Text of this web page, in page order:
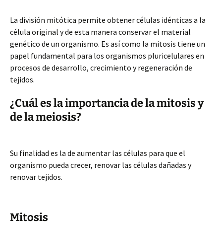
La división mitótica permite obtener células idénticas a la
célula original y de esta manera conservar el material
genético de un organismo. Es así como la mitosis tiene un
papel fundamental para los organismos pluricelulares en
procesos de desarrollo, crecimiento y regeneración de
tejidos.
¿Cuál es la importancia de la mitosis y
de la meiosis?
Su finalidad es la de aumentar las células para que el
organismo pueda crecer, renovar las células dañadas y
renovar tejidos.
Mitosis